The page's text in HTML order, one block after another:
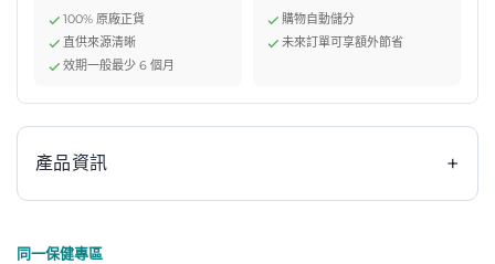
100% 原廠正貨
直供來源清晰
效期一般最少 6 個月
購物自動儲分
未來訂單可享額外節省
產品資訊 +
同一保健專區